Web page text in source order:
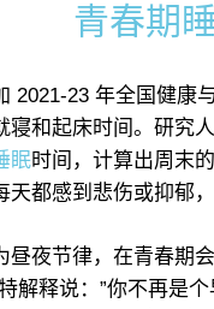
青春期
2021-23 年全国健康
寝和起床时间。研究
眠时间，计算出周末
都感到悲伤或抑郁
昼夜节律，在青春期
解释说：”你不再是